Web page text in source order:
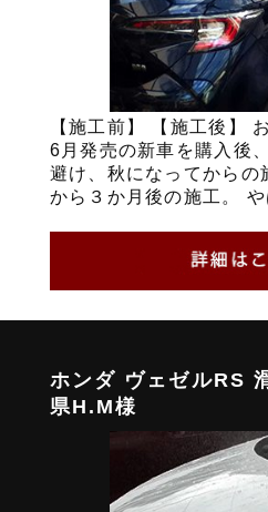
【施工前】 【施工後】
6月発売の新車を購入後
避け、秋になってからの
から３か月後の施工。
ホンダ ヴェゼルRS
県H.M様